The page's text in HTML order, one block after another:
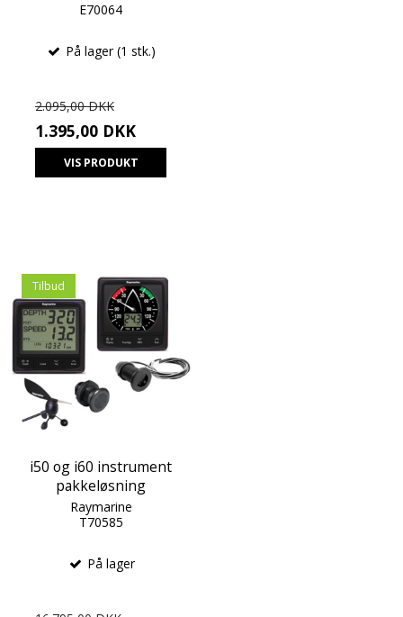
E70064
På lager (1 stk.)
2.095,00 DKK
1.395,00 DKK
VIS PRODUKT
Tilbud
i50 og i60 instrument
pakkeløsning
Raymarine
T70585
På lager